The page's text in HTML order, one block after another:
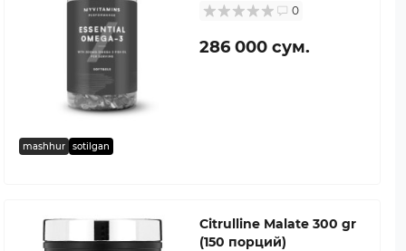
mashhur sotilgan
0
286 000 сум.
Citrulline Malate 300 gr
(150 порций)